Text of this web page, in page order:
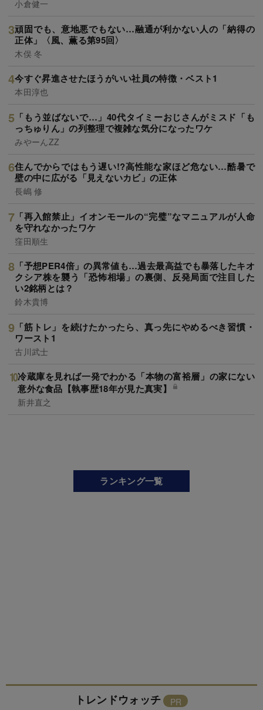
小倉健一
頑固でも、意地悪でもない…融通が利かない人の「納得の
正体」〈風、薫る第95回〉
木俣 冬
今すぐ昇進させたほうがいい社員の特徴・ベスト1
本田淳也
「もう並ばないで…」40代タイミーおじさんがミスド「も
っちゅりん」の列整理で複雑な気分になったワケ
みやーんZZ
住んでからではもう遅い!?高性能な家ほど危ない…酷暑で
壁の中に広がる「見えないカビ」の正体
長嶋 修
「再入館禁止」イオンモールの“完璧”なマニュアルが人命
を守れなかったワケ
窪田順生
「予想PER4倍」の異常値も…過去最高益でも暴落したキオ
クシア株を襲う「恐怖相場」の裏側、反発局面で注目した
い2銘柄とは？
鈴木貴博
「筋トレ」を続けたかったら、真っ先にやめるべき習慣・
ワースト1
古川武士
冷蔵庫を見れば一発でわかる「本物の富裕層」の家にない
意外な食品【執事歴18年が見た真実】
新井直之
ランキング一覧
トレンドウォッチ